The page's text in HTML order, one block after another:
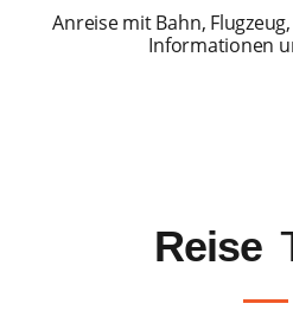
Anreise mit Bahn,
Informationen
Reise